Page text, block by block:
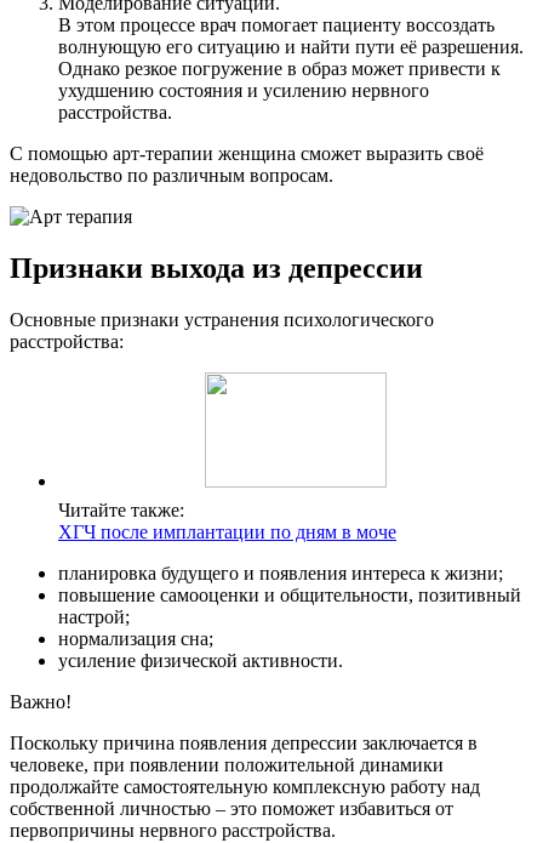
В этом процессе врач помогает пациенту воссоздать
волнующую его ситуацию и найти пути её разрешения.
Однако резкое погружение в образ может привести к
ухудшению состояния и усилению нервного
расстройства.
С помощью арт-терапии женщина сможет выразить своё
недовольство по различным вопросам.
Признаки выхода из депрессии
Основные признаки устранения психологического
расстройства:
Читайте также:
ХГЧ после имплантации по дням в моче
планировка будущего и появления интереса к жизни;
повышение самооценки и общительности, позитивный
настрой;
нормализация сна;
усиление физической активности.
Важно!
Поскольку причина появления депрессии заключается в
человеке, при появлении положительной динамики
продолжайте самостоятельную комплексную работу над
собственной личностью – это поможет избавиться от
первопричины нервного расстройства.